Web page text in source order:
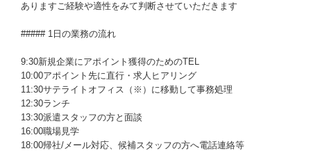
ありますご経験や適性をみて判断させていただきます
##### 1日の業務の流れ
9:30新規企業にアポイント獲得のためのTEL
10:00アポイント先に直行・求人ヒアリング
11:30サテライトオフィス（※）に移動して事務処理
12:30ランチ
13:30派遣スタッフの方と面談
16:00職場見学
18:00帰社/メール対応、候補スタッフの方へ電話連絡等